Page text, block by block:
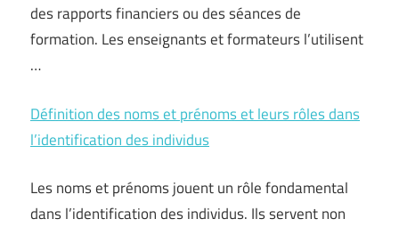
des rapports financiers ou des séances de
formation. Les enseignants et formateurs l’utilisent
…
Définition des noms et prénoms et leurs rôles dans
l’identification des individus
Les noms et prénoms jouent un rôle fondamental
dans l’identification des individus. Ils servent non